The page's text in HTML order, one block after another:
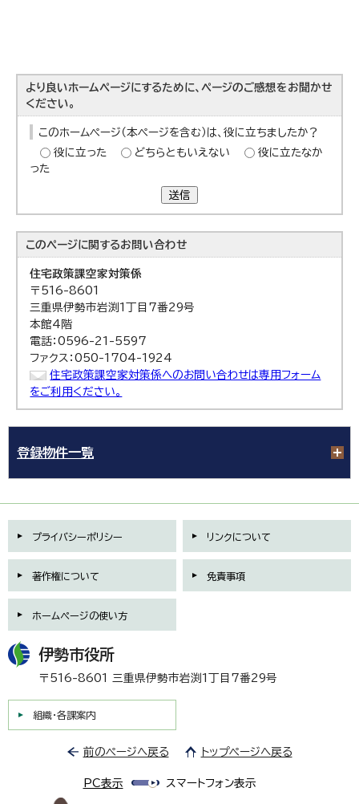
より良いホームページにするために、ページのご感想をお聞かせ
ください。
このホームページ（本ページを含む）は、役に立ちましたか？
役に立った
どちらともいえない
役に立たなか
った
送信
このページに関するお問い合わせ
住宅政策課空家対策係
〒516-8601
三重県伊勢市岩渕1丁目7番29号
本館4階
電話：0596-21-5597
ファクス：050-1704-1924
住宅政策課空家対策係へのお問い合わせは専用フォーム
をご利用ください。
登録物件一覧
プライバシーポリシー リンクについて
著作権について 免責事項
ホームページの使い方
伊勢市役所
〒516-8601 三重県伊勢市岩渕1丁目7番29号
組織・各課案内
前のページへ戻る トップページへ戻る
PC表示 スマートフォン表示